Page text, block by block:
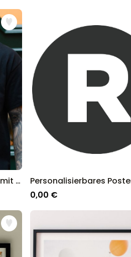
T-Shirt Papa Personalisiert mit Memphis-Design
0,00 €